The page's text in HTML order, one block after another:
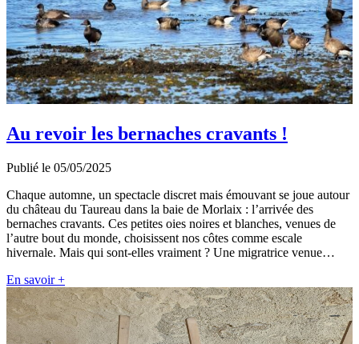
Au revoir les bernaches cravants !
Publié le 05/05/2025
Chaque automne, un spectacle discret mais émouvant se joue autour
du château du Taureau dans la baie de Morlaix : l’arrivée des
bernaches cravants. Ces petites oies noires et blanches, venues de
l’autre bout du monde, choisissent nos côtes comme escale
hivernale. Mais qui sont-elles vraiment ? Une migratrice venue…
En savoir +